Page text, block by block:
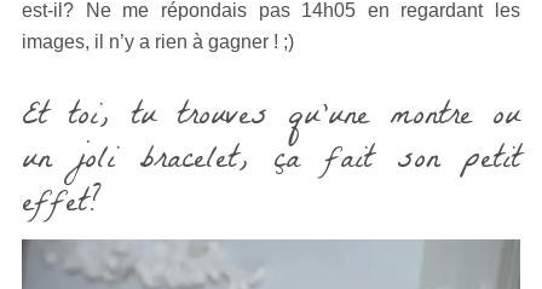
est-il? Ne me répondais pas 14h05 en regardant les
images, il n’y a rien à gagner ! ;)
Et toi, tu trouves qu’une montre ou
un joli bracelet, ça fait son petit
effet?